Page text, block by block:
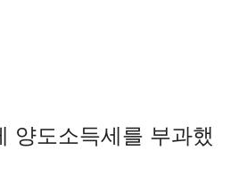
양도소득세를 부과했